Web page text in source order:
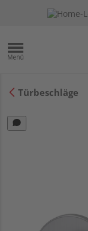
Türbeschläge